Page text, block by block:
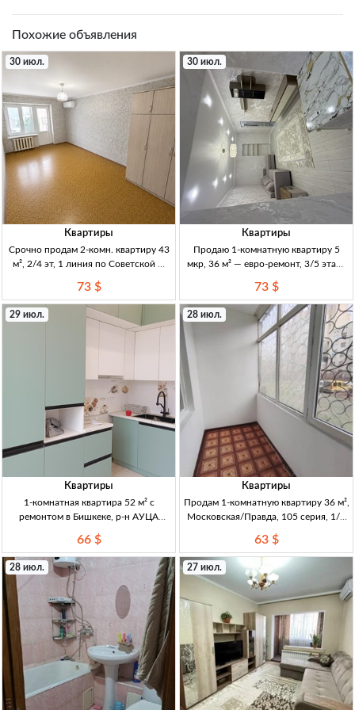
Похожие объявления
30 июл.
Квартиры
Срочно продам 2-комн. квартиру 43
м², 2/4 эт, 1 линия по Советской —
Советская (Скрябина/Советская),
кирпичный дом, не угл., техпаспорт
на руках
73 $
30 июл.
Квартиры
Продаю 1-комнатную квартиру 5
мкр, 36 м² — евро-ремонт, 3/5 этаж,
3/5эт, кирпичный дом, 1969г, евро-
ремонт, мебель, «заходи и живи»,
отличн. расположение,
73 $
29 июл.
Квартиры
1-комнатная квартира 52 м² с
ремонтом в Бишкеке, р-н АУЦА
АУЦА (ряд. мкр Асанбай). 10/10,
лифт работает. Кирп/монолит, дом
сдан и заселён ~95%.
66 $
28 июл.
Квартиры
Продам 1-комнатную квартиру 36 м²,
Московская/Правда, 105 серия, 1/5
серия, 1/5, не угл. 2 лоджии (кухня/
зал), пласт. окна, бронир. дверь,
после косм. ремо
63 $
28 июл. 27 июл.